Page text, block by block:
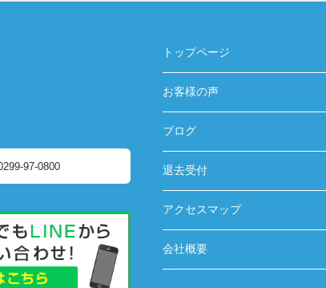
97-0800
トップページ
お客様の声
ブログ
退去受付
アクセスマップ
会社概要